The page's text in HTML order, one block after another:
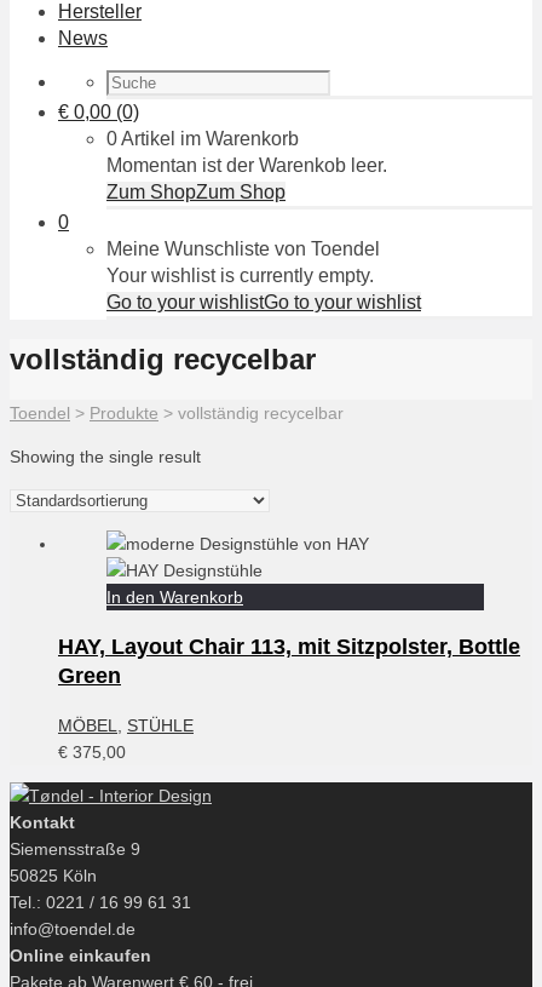
Hersteller
News
€ 0,00 (0)
0 Artikel im Warenkorb
Momentan ist der Warenkob leer.
Zum ShopZum Shop
0
Meine Wunschliste von Toendel
Your wishlist is currently empty.
Go to your wishlistGo to your wishlist
vollständig recycelbar
Toendel > Produkte > vollständig recycelbar
Showing the single result
In den Warenkorb
HAY, Layout Chair 113, mit Sitzpolster, Bottle
Green
MÖBEL
STÜHLE
€ 375,00
Kontakt
Siemensstraße 9
50825 Köln
Tel.: 0221 / 16 99 61 31
info@toendel.de
Online einkaufen
Pakete ab Warenwert € 60,- frei